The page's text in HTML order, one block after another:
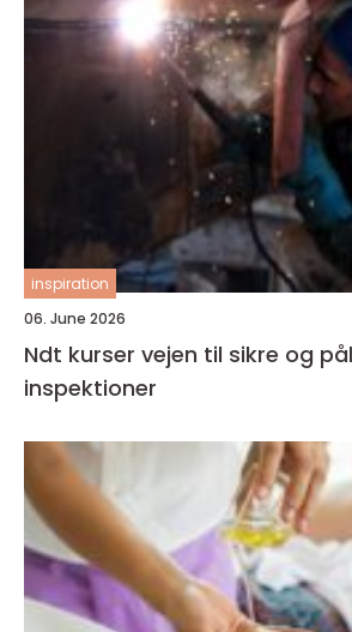
inspiration
06. June 2026
Ndt kurser vejen til sikre og pålidelige
inspektioner